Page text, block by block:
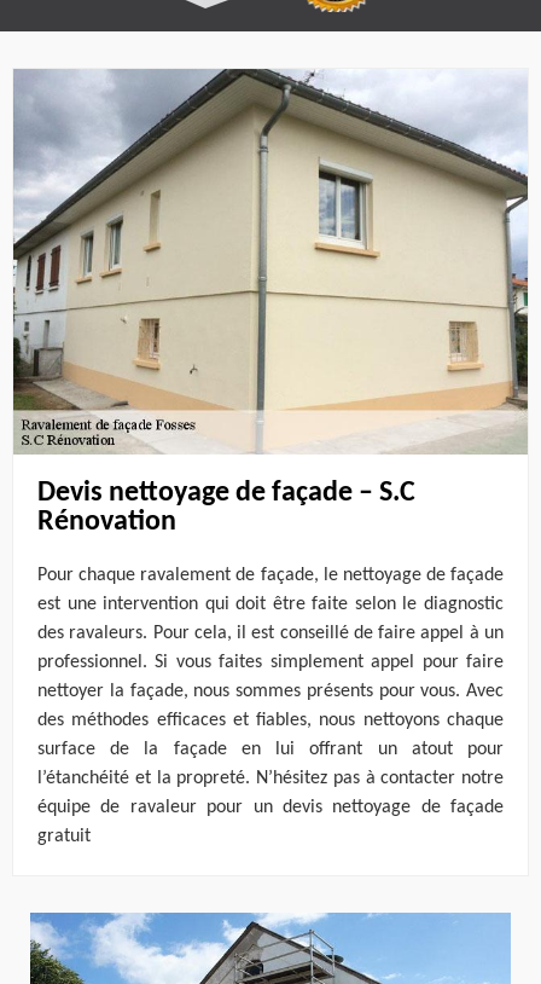
Devis nettoyage de façade – S.C
Rénovation
Pour chaque ravalement de façade, le nettoyage de façade
est une intervention qui doit être faite selon le diagnostic
des ravaleurs. Pour cela, il est conseillé de faire appel à un
professionnel. Si vous faites simplement appel pour faire
nettoyer la façade, nous sommes présents pour vous. Avec
des méthodes efficaces et fiables, nous nettoyons chaque
surface de la façade en lui offrant un atout pour
l’étanchéité et la propreté. N’hésitez pas à contacter notre
équipe de ravaleur pour un devis nettoyage de façade
gratuit